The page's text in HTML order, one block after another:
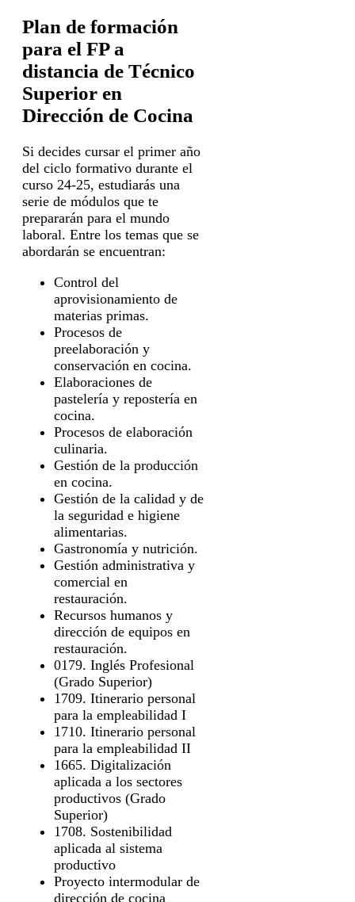
Plan de formación
para el FP a
distancia de Técnico
Superior en
Dirección de Cocina
Si decides cursar el primer año
del ciclo formativo durante el
curso 24-25, estudiarás una
serie de módulos que te
prepararán para el mundo
laboral. Entre los temas que se
abordarán se encuentran:
Control del
aprovisionamiento de
materias primas.
Procesos de
preelaboración y
conservación en cocina.
Elaboraciones de
pastelería y repostería en
cocina.
Procesos de elaboración
culinaria.
Gestión de la producción
en cocina.
Gestión de la calidad y de
la seguridad e higiene
alimentarias.
Gastronomía y nutrición.
Gestión administrativa y
comercial en
restauración.
Recursos humanos y
dirección de equipos en
restauración.
0179. Inglés Profesional
(Grado Superior)
1709. Itinerario personal
para la empleabilidad I
1710. Itinerario personal
para la empleabilidad II
1665. Digitalización
aplicada a los sectores
productivos (Grado
Superior)
1708. Sostenibilidad
aplicada al sistema
productivo
Proyecto intermodular de
dirección de cocina